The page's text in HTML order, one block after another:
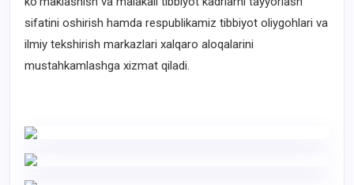
sifatini oshirish hamda respublikamiz tibbiyot oliygohlari va
ilmiy tekshirish markazlari xalqaro aloqalarini
mustahkamlashga xizmat qiladi.